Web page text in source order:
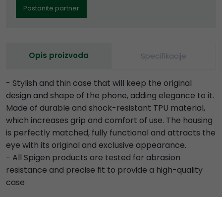
Postanite partner
Opis proizvoda Specifikacije
- Stylish and thin case that will keep the original
design and shape of the phone, adding elegance to it.
Made of durable and shock-resistant TPU material,
which increases grip and comfort of use. The housing
is perfectly matched, fully functional and attracts the
eye with its original and exclusive appearance.
- All Spigen products are tested for abrasion
resistance and precise fit to provide a high-quality
case